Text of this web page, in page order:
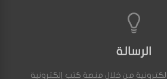
الرسالة
من خلال منصة كتب إلكترونية